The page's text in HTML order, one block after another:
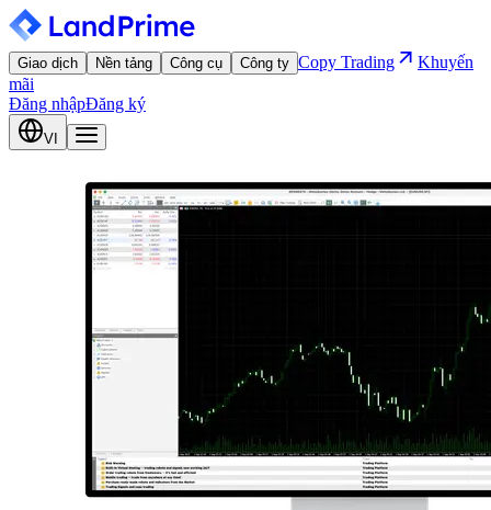
Giao dịch Nền tảng Công cụ Công ty Copy Trading
Khuyến
mãi
Đăng nhậpĐăng ký
VI